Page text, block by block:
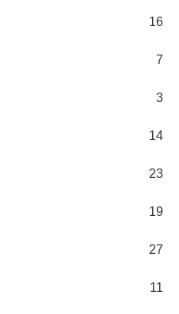
16
7
3
14
23
19
27
11